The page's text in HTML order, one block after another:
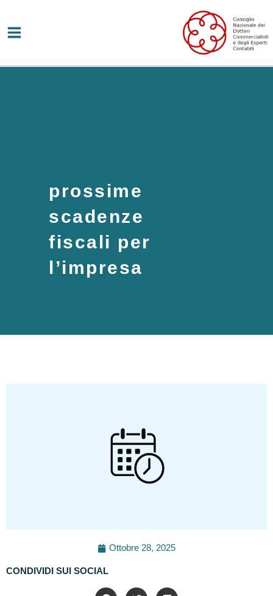
contenuto
prossime
scadenze
fiscali per
l’impresa
Ottobre 28, 2025
CONDIVIDI SUI SOCIAL